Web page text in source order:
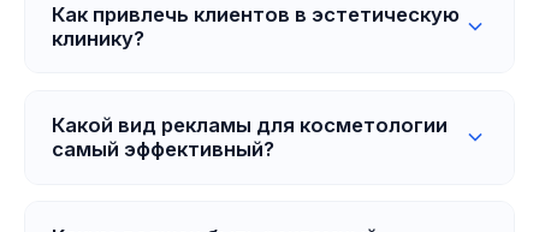
Как привлечь клиентов в эстетическую
клинику?
Instagram, Google Ads и landing page. Реклама с
визуальным результатом (до/после)
Какой вид рекламы для косметологии
самый эффективный?